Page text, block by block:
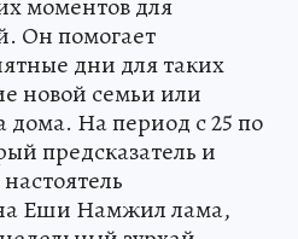
Он помогает
дни для таких
новой семьи или
дома. На период с 25 по
предсказатель и
Еши Намжил лама,